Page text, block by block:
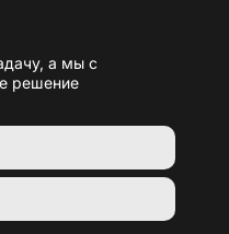
а мы с
решение